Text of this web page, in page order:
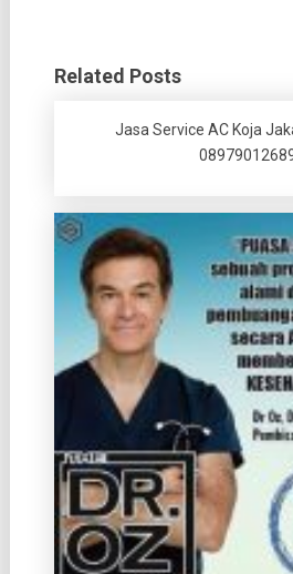
Related Posts
Jasa Service AC Koja